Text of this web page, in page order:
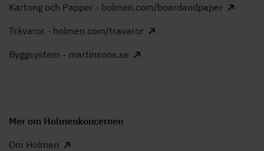
Kartong och Papper - holmen.com/boardandpaper
Trävaror - holmen.com/travaror
Byggsystem - martinsons.se
Mer om Holmenkoncernen
Om Holmen